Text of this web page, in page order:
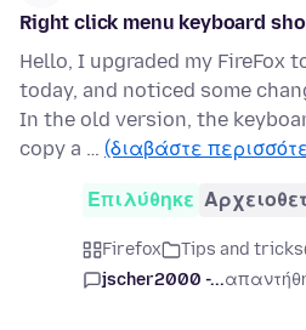
Right click menu keyboard
Hello, I upgraded my FireFox
today, and noticed some
In the old version, the
copy a … (διαβάστε
Επιλύθηκε
Firefox Tips and tricks
jscher2000 -...